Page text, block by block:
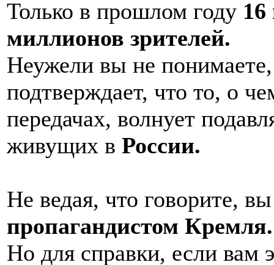
Только в прошлом году 16
миллионов зрителей.
Неужели вы не
подтверждает, что то, о
передачах, волнует
живущих в России.
Не ведая, что говорите,
пропагандистом Кремля.
Но для справки, если вам